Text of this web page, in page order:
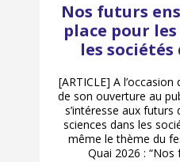
Nos futurs
place pour
les sociétés
[ARTICLE] A
de son ouverture au
s’intéresse aux
sciences dans les
même le thème du
Quai 2026 : “Nos